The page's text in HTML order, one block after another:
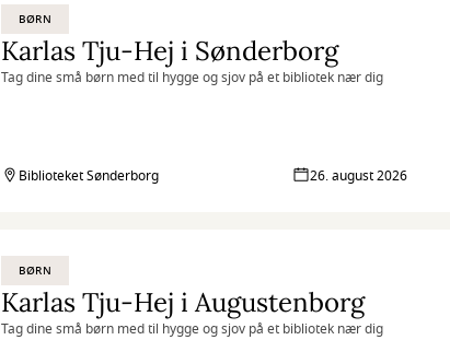
BØRN
Karlas Tju-Hej i Sønderborg
Tag dine små børn med til hygge og sjov på et bibliotek nær dig
Biblioteket Sønderborg 26. august 2026
BØRN
Karlas Tju-Hej i Augustenborg
Tag dine små børn med til hygge og sjov på et bibliotek nær dig